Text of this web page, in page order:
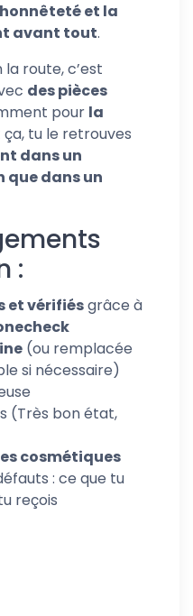
et la
avant tout.
route, c’est
des pièces
pour la
ça, tu le retrouves
dans un
que dans un
:
et vérifiésgrâce à
(ou remplacée
si nécessaire)
(Très bon état,
cosmétiques
: ce que tu
reçois